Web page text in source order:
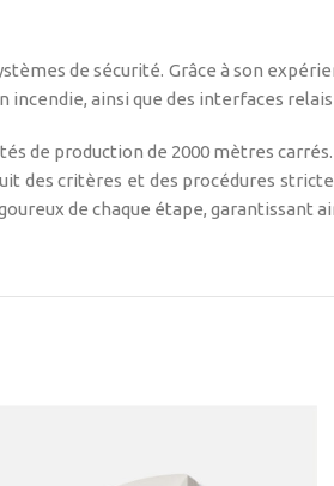
de sécurité. Grâce à son
ainsi que des interfaces
de production de 2000 mètres
des critères et des procédures
de chaque étape, garantissant